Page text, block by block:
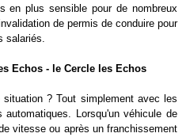
en plus sensible pour de nombreux
de permis de conduire pour
salariés.
Echos - le Cercle les Echos
? Tout simplement avec les
Lorsqu'un véhicule de
vitesse ou après un franchissement